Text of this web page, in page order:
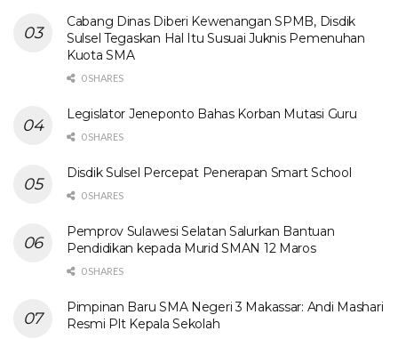
Cabang Dinas Diberi Kewenangan SPMB, Disdik
Sulsel Tegaskan Hal Itu Susuai Juknis Pemenuhan
Kuota SMA
0 SHARES
Legislator Jeneponto Bahas Korban Mutasi Guru
0 SHARES
Disdik Sulsel Percepat Penerapan Smart School
0 SHARES
Pemprov Sulawesi Selatan Salurkan Bantuan
Pendidikan kepada Murid SMAN 12 Maros
0 SHARES
Pimpinan Baru SMA Negeri 3 Makassar: Andi Mashari
Resmi Plt Kepala Sekolah